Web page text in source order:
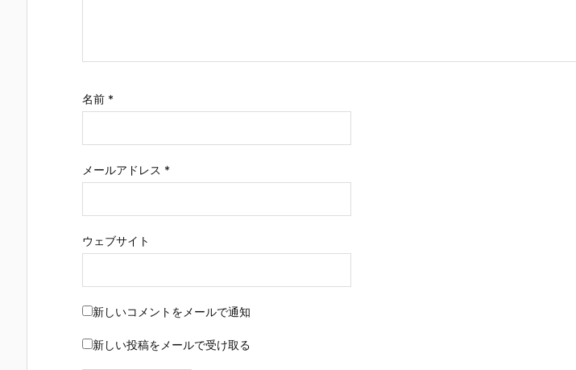
名前 *
メールアドレス *
ウェブサイト
新しいコメントをメールで通知
新しい投稿をメールで受け取る